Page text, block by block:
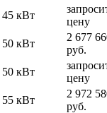
45 кВт
цену
50 кВт
2 677
руб.
50 кВт
цену
55 кВт
2 972
руб.